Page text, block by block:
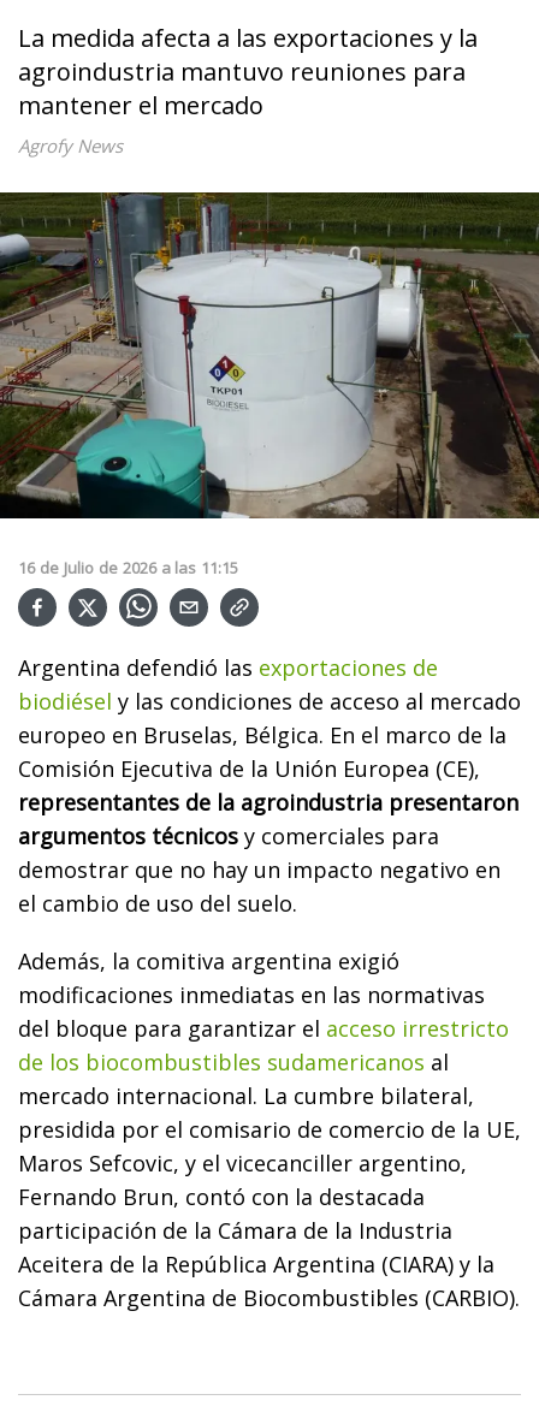
La medida afecta a las exportaciones y la
agroindustria mantuvo reuniones para
mantener el mercado
Agrofy News
16 de Julio de 2026 a las 11:15
Argentina defendió las exportaciones de
biodiésel y las condiciones de acceso al mercado
europeo en Bruselas, Bélgica. En el marco de la
Comisión Ejecutiva de la Unión Europea (CE),
representantes de la agroindustria presentaron
argumentos técnicos y comerciales para
demostrar que no hay un impacto negativo en
el cambio de uso del suelo.
Además, la comitiva argentina exigió
modificaciones inmediatas en las normativas
del bloque para garantizar el acceso irrestricto
de los biocombustibles sudamericanos al
mercado internacional. La cumbre bilateral,
presidida por el comisario de comercio de la UE,
Maros Sefcovic, y el vicecanciller argentino,
Fernando Brun, contó con la destacada
participación de la Cámara de la Industria
Aceitera de la República Argentina (CIARA) y la
Cámara Argentina de Biocombustibles (CARBIO).